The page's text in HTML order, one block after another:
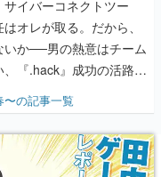
サイバーコネクトツー
オレが取る。だから、
いか──男の熱意はチーム
『.hack』成功の活路を
児・松山 洋に流れる血は
だった【若ゲのいた
〜の記事一覧